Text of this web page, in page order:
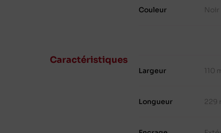
Couleur Noir
Caractéristiques
Largeur 110
Longueur 229